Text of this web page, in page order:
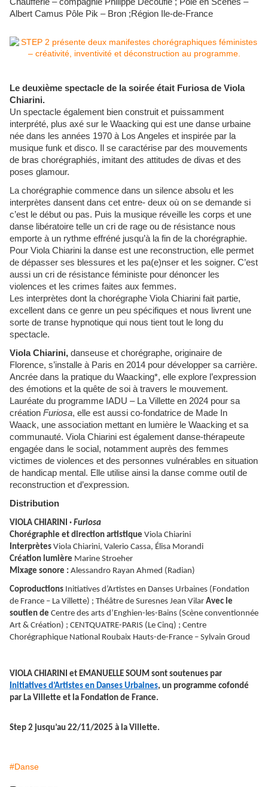
Albert Camus Pôle Pik – Bron ;Région Ile-de-France
Le deuxième spectacle de la soirée était Furiosa de Viola
Chiarini.
Un spectacle également bien construit et puissamment
interprété, plus axé sur le Waacking qui est une danse urbaine
née dans les années 1970 à Los Angeles et inspirée par la
musique funk et disco. Il se caractérise par des mouvements
de bras chorégraphiés, imitant des attitudes de divas et des
poses glamour.
La chorégraphie commence dans un silence absolu et les
interprètes dansent dans cet entre- deux où on se demande si
c’est le début ou pas. Puis la musique réveille les corps et une
danse libératoire telle un cri de rage ou de résistance nous
emporte à un rythme effréné jusqu’à la fin de la chorégraphie.
Pour Viola Chiarini la danse est une reconstruction, elle permet
de dépasser ses blessures et les pa(e)nser et les soigner. C’est
aussi un cri de résistance féministe pour dénoncer les
violences et les crimes faites aux femmes.
Les interprètes dont la chorégraphe Viola Chiarini fait partie,
excellent dans ce genre un peu spécifiques et nous livrent une
sorte de transe hypnotique qui nous tient tout le long du
spectacle.
Viola Chiarini, danseuse et chorégraphe, originaire de
Florence, s’installe à Paris en 2014 pour développer sa carrière.
Ancrée dans la pratique du Waacking*, elle explore l’expression
des émotions et la quête de soi à travers le mouvement.
Lauréate du programme IADU – La Villette en 2024 pour sa
création Furiosa, elle est aussi co-fondatrice de Made In
Waack, une association mettant en lumière le Waacking et sa
communauté. Viola Chiarini est également danse-thérapeute
engagée dans le social, notamment auprès des femmes
victimes de violences et des personnes vulnérables en situation
de handicap mental. Elle utilise ainsi la danse comme outil de
reconstruction et d’expression.
Distribution
VIOLA CHIARINI · Furiosa
Chorégraphie et direction artistique Viola Chiarini
Interprètes Viola Chiarini, Valerio Cassa, Élisa Morandi
Création lumière Marine Stroeher
Mixage sonore : Alessandro Rayan Ahmed (Radian)
Coproductions Initiatives d’Artistes en Danses Urbaines (Fondation
de France – La Villette) ; Théâtre de Suresnes Jean Vilar Avec le
soutien de Centre des arts d’Enghien-les-Bains (Scène conventionnée
Art & Création) ; CENTQUATRE-PARIS (Le Cinq) ; Centre
Chorégraphique National Roubaix Hauts-de-France – Sylvain Groud
VIOLA CHIARINI et EMANUELLE SOUM sont soutenues par
Initiatives d’Artistes en Danses Urbaines, un programme cofondé
par La Villette et la Fondation de France.
Step 2 jusqu’au 22/11/2025 à la Villette.
#Danse